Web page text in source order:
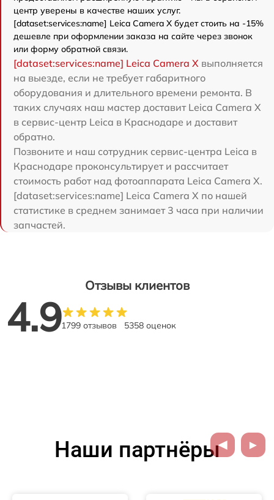
центр уверены в качестве наших услуг.
[dataset:services:name] Leica Camera X будет стоить на -15%
дешевле при оформлении заказа на сайте через звонок
или форму обратной связи.
[dataset:services:name] Leica Camera X выполняется
на выезде, если не требует габаритного
оборудования и длительного времени ремонта. В
таких случаях наш мастер доставит Leica Camera X
в сервис-центр Leica в Краснодаре и доставит
обратно.
Позвоните и наш сотрудник сервис-центра Leica в
Краснодаре проконсультирует и рассчитает
стоимость работ над фотоаппарата Leica Camera X.
[dataset:services:name] Leica Camera X по нашей
статистике в среднем занимает 3 часа при наличии
запчастей.
Отзывы клиентов
4.91799 отзывов 5358 оценок
Наши партнёры